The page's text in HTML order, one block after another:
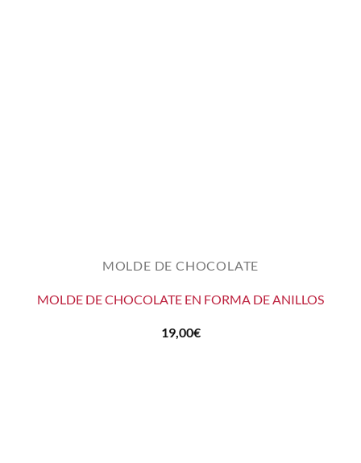
MOLDE DE CHOCOLATE
MOLDE DE CHOCOLATE EN FORMA DE ANILLOS
19,00€